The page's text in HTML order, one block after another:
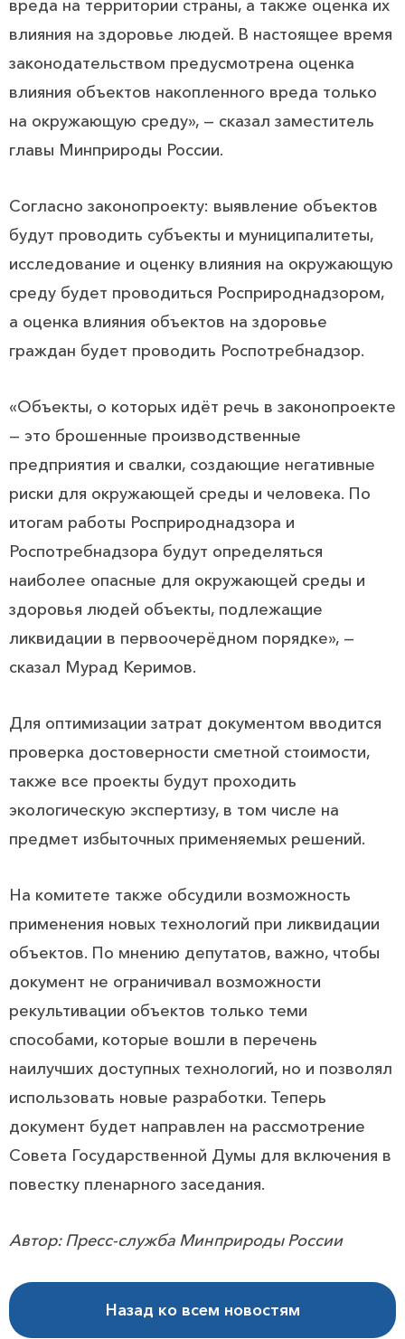
вреда на территории страны, а также оценка их
влияния на здоровье людей. В настоящее время
законодательством предусмотрена оценка
влияния объектов накопленного вреда только
на окружающую среду», — сказал заместитель
главы Минприроды России.
Согласно законопроекту: выявление объектов
будут проводить субъекты и муниципалитеты,
исследование и оценку влияния на окружающую
среду будет проводиться Росприроднадзором,
а оценка влияния объектов на здоровье
граждан будет проводить Роспотребнадзор.
«Объекты, о которых идёт речь в законопроекте
— это брошенные производственные
предприятия и свалки, создающие негативные
риски для окружающей среды и человека. По
итогам работы Росприроднадзора и
Роспотребнадзора будут определяться
наиболее опасные для окружающей среды и
здоровья людей объекты, подлежащие
ликвидации в первоочерёдном порядке», —
сказал Мурад Керимов.
Для оптимизации затрат документом вводится
проверка достоверности сметной стоимости,
также все проекты будут проходить
экологическую экспертизу, в том числе на
предмет избыточных применяемых решений.
На комитете также обсудили возможность
применения новых технологий при ликвидации
объектов. По мнению депутатов, важно, чтобы
документ не ограничивал возможности
рекультивации объектов только теми
способами, которые вошли в перечень
наилучших доступных технологий, но и позволял
использовать новые разработки. Теперь
документ будет направлен на рассмотрение
Совета Государственной Думы для включения в
повестку пленарного заседания.
Автор: Пресс-служба Минприроды России
Назад ко всем новостям